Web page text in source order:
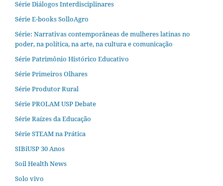
Série Diálogos Interdisciplinares
Série E-books SolloAgro
Série: Narrativas contemporâneas de mulheres latinas no
poder, na política, na arte, na cultura e comunicação
Série Patrimônio Histórico Educativo
Série Primeiros Olhares
Série Produtor Rural
Série PROLAM USP Debate
Série Raízes da Educação
Série STEAM na Prática
SIBiUSP 30 Anos
Soil Health News
Solo vivo